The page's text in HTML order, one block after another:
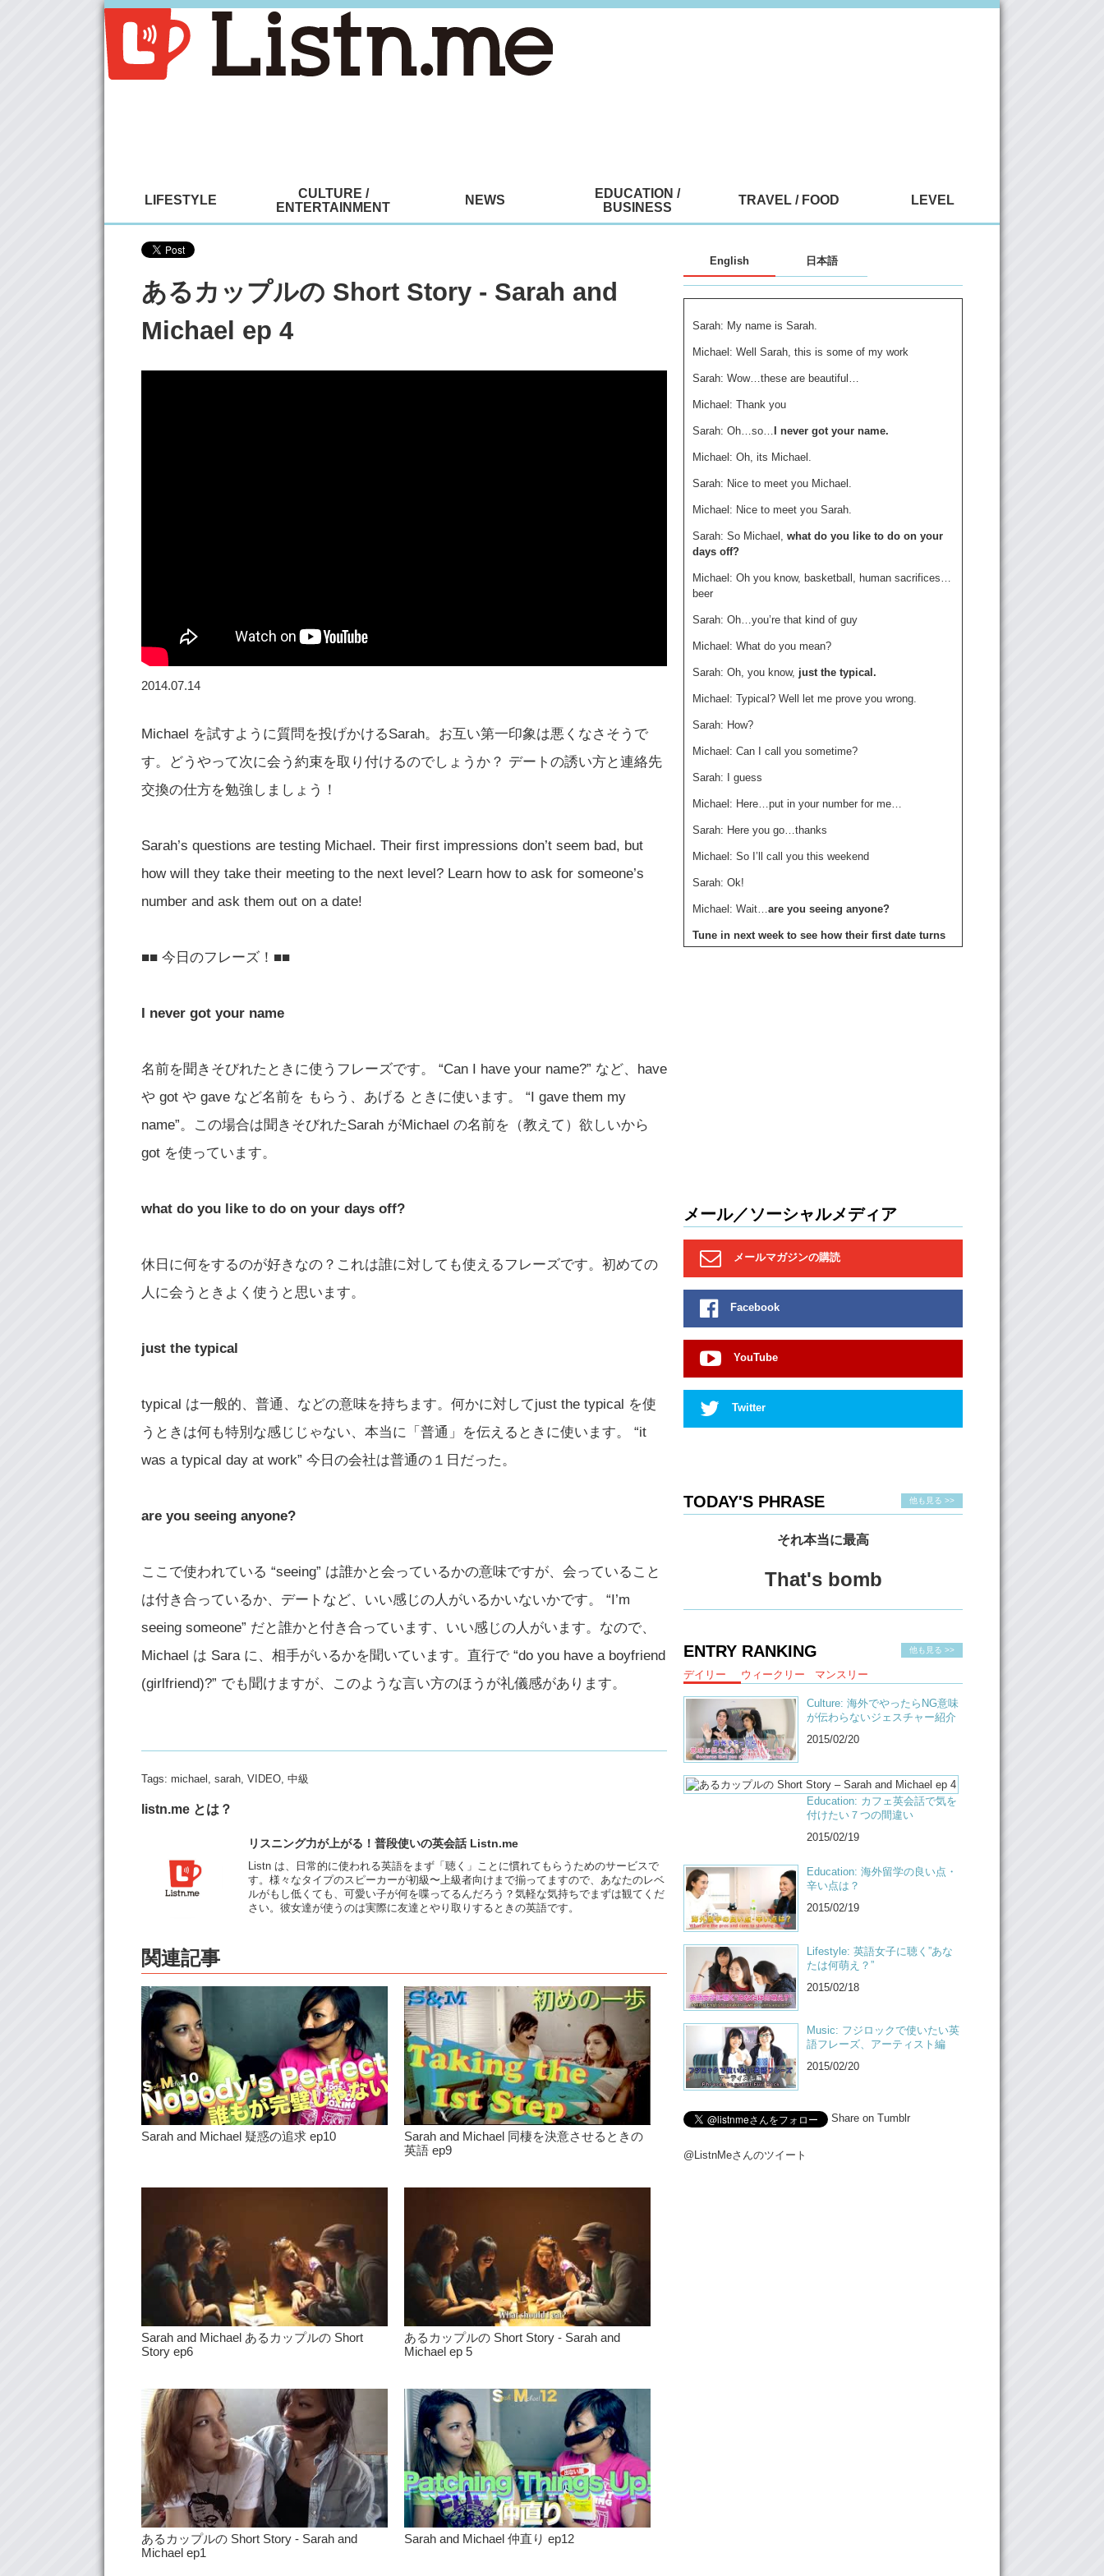
LIFESTYLE
CULTURE /
ENTERTAINMENT
NEWS
EDUCATION /
BUSINESS
TRAVEL / FOOD LEVEL
あるカップルの Short Story - Sarah and
Michael ep 4
2014.07.14
Michael を試すように質問を投げかけるSarah。お互い第一印象は悪くなさそうで
す。どうやって次に会う約束を取り付けるのでしょうか？ デートの誘い方と連絡先
交換の仕方を勉強しましょう！
Sarah’s questions are testing Michael. Their first impressions don’t seem bad, but
how will they take their meeting to the next level? Learn how to ask for someone’s
number and ask them out on a date!
■■ 今日のフレーズ！■■
I never got your name
名前を聞きそびれたときに使うフレーズです。 “Can I have your name?” など、have
や got や gave など名前を もらう、あげる ときに使います。 “I gave them my
name”。この場合は聞きそびれたSarah がMichael の名前を（教えて）欲しいから
got を使っています。
what do you like to do on your days off?
休日に何をするのが好きなの？これは誰に対しても使えるフレーズです。初めての
人に会うときよく使うと思います。
just the typical
typical は一般的、普通、などの意味を持ちます。何かに対してjust the typical を使
うときは何も特別な感じじゃない、本当に「普通」を伝えるときに使います。 “it
was a typical day at work” 今日の会社は普通の１日だった。
are you seeing anyone?
ここで使われている “seeing” は誰かと会っているかの意味ですが、会っていること
は付き合っているか、デートなど、いい感じの人がいるかいないかです。 “I’m
seeing someone” だと誰かと付き合っています、いい感じの人がいます。なので、
Michael は Sara に、相手がいるかを聞いています。直行で “do you have a boyfriend
(girlfriend)?” でも聞けますが、このような言い方のほうが礼儀感があります。
Tags: michael , sarah, VIDEO, 中級
listn.me とは？
リスニング力が上がる！普段使いの英会話 Listn.me
Listn は、日常的に使われる英語をまず「聴く」ことに慣れてもらうため­のサービスで
す。様々なタイプのスピーカーが初級〜上級者向けま­で揃ってますので、あなたのレベ
ルがもし低くても、可愛い子が何­を喋ってるんだろう？気軽な気持ちでまずは観てくだ
さい。彼女達­が使うのは実際に友達とやり取りするときの英語です。
関連記事
Sarah and Michael 疑惑の追求 ep10
Sarah and Michael 同棲を決意させるときの
英語 ep9
Sarah and Michael あるカップルの Short
Story ep6
あるカップルの Short Story - Sarah and
Michael ep 5
あるカップルの Short Story - Sarah and
Michael ep1
Sarah and Michael 仲直り ep12
English 日本語
Sarah: My name is Sarah.
Michael: Well Sarah, this is some of my work
Sarah: Wow…these are beautiful…
Michael: Thank you
Sarah: Oh…so… I never got your name.
Michael: Oh, its Michael.
Sarah: Nice to meet you Michael.
Michael: Nice to meet you Sarah.
Sarah: So Michael, what do you like to do on your
days off?
Michael: Oh you know, basketball, human sacrifices…
beer
Sarah: Oh…you’re that kind of guy
Michael: What do you mean?
Sarah: Oh, you know, just the typical.
Michael: Typical? Well let me prove you wrong.
Sarah: How?
Michael: Can I call you sometime?
Sarah: I guess
Michael: Here…put in your number for me…
Sarah: Here you go…thanks
Michael: So I’ll call you this weekend
Sarah: Ok!
Michael: Wait…are you seeing anyone?
Tune in next week to see how their first date turns
out.
メール／ソーシャルメディア
メールマガジンの購読
Facebook
YouTube
Twitter
他も見る >>
TODAY'S PHRASE
それ本当に最高
That's bomb
他も見る >>
ENTRY RANKING
デイリー ウィークリー マンスリー
Culture: 海外でやったらNG意味
が伝わらないジェスチャー紹介
2015/02/20
Education: カフェ英会話で気を
付けたい７つの間違い
2015/02/19
Education: 海外留学の良い点・
辛い点は？
2015/02/19
Lifestyle: 英語女子に聴く”あな
たは何萌え？”
2015/02/18
Music: フジロックで使いたい英
語フレーズ、アーティスト編
2015/02/20
Share on Tumblr
@ListnMeさんのツイート